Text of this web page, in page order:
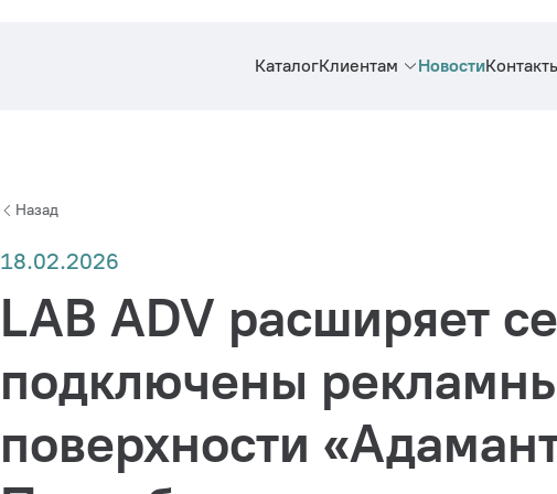
КаталогКлиентам Новости
Назад
18.02.2026
LAB ADV расширяет
подключены
поверхности